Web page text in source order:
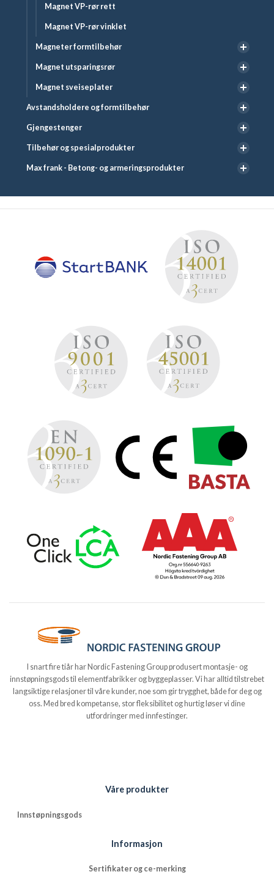
Magnet VP-rør rett
Magnet VP-rør vinklet
Magneter formtilbehør
Magnet utsparingsrør
Magnet sveiseplater
Avstandsholdere og formtilbehør
Gjengestenger
Tilbehør og spesialprodukter
Max frank - Betong- og armeringsprodukter
I snart fire tiår har Nordic Fastening Group produsert montasje- og
innstøpningsgods til elementfabrikker og byggeplasser. Vi har alltid tilstrebet
langsiktige relasjoner til våre kunder, noe som gir trygghet, både for deg og
oss. Med bred kompetanse, stor fleksibilitet og hurtig løser vi dine
utfordringer med innfestinger.
Våre produkter
Innstøpningsgods
Informasjon
Sertifikater og ce-merking